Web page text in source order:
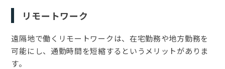
リモートワーク
遠隔地で働くリモートワークは、在宅勤務や地方勤務を
可能にし、通勤時間を短縮するというメリットがありま
す。